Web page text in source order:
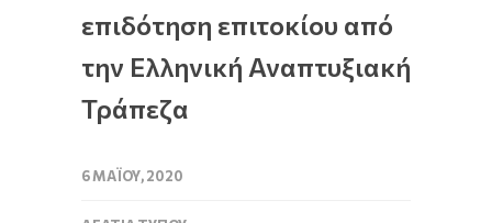
επιδότηση επιτοκίου από
την Ελληνική Αναπτυξιακή
Τράπεζα
6 ΜΑΪ́ΟΥ, 2020